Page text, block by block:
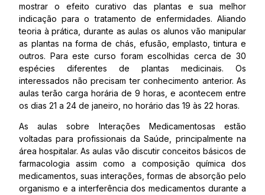
mostrar o efeito curativo das plantas e sua melhor
indicação para o tratamento de enfermidades. Aliando
teoria à prática, durante as aulas os alunos vão manipular
as plantas na forma de chás, efusão, emplasto, tintura e
outros. Para este curso foram escolhidas cerca de 30
espécies diferentes de plantas medicinais. Os
interessados não precisam ter conhecimento anterior. As
aulas terão carga horária de 9 horas, e acontecem entre
os dias 21 a 24 de janeiro, no horário das 19 às 22 horas.
As aulas sobre Interações Medicamentosas estão
voltadas para profissionais da Saúde, principalmente na
área hospitalar. As aulas vão discutir conceitos básicos de
farmacologia assim como a composição química dos
medicamentos, suas interações, formas de absorção pelo
organismo e a interferência dos medicamentos durante a